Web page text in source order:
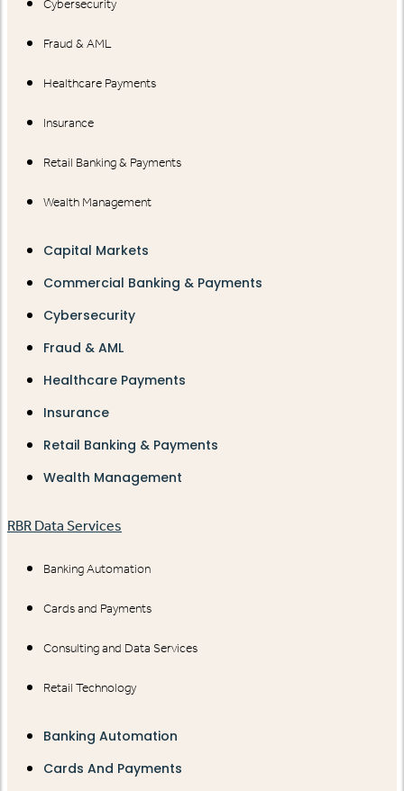
Cybersecurity
Fraud & AML
Healthcare Payments
Insurance
Retail Banking & Payments
Wealth Management
Capital Markets
Commercial Banking & Payments
Cybersecurity
Fraud & AML
Healthcare Payments
Insurance
Retail Banking & Payments
Wealth Management
RBR Data Services
Banking Automation
Cards and Payments
Consulting and Data Services
Retail Technology
Banking Automation
Cards And Payments